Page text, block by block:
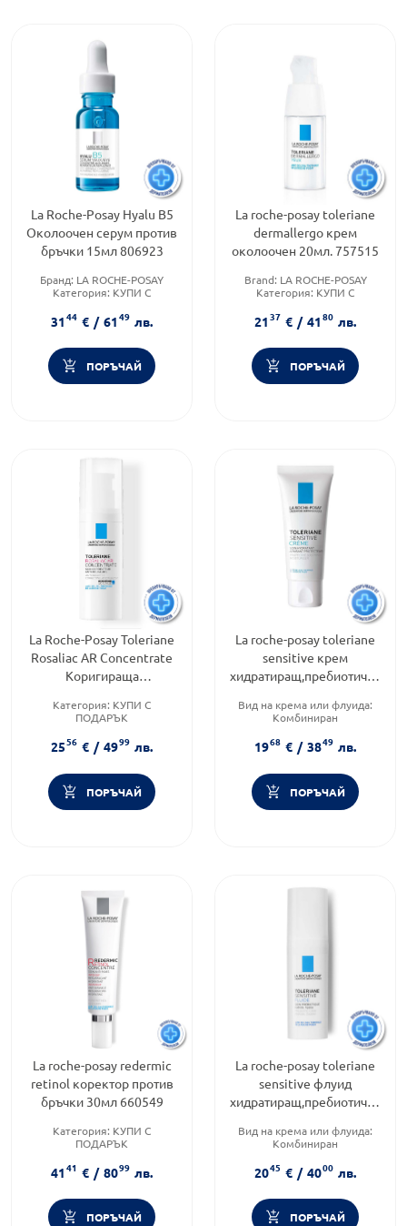
La Roche-Posay Hyalu B5
Околоочен серум против
бръчки 15мл 806923
Бранд: LA ROCHE-POSAY
Категория: КУПИ С
Форма на продукта:серум
3144 € / 6149 лв.
ПОРЪЧАЙ
La roche-posay toleriane
dermallergo крем
околоочен 20мл. 757515
Brand: LA ROCHE-POSAY
Категория: КУПИ С
Продуктова линия:
TOLERIANE
2137 € / 4180 лв.
ПОРЪЧАЙ
La Roche-Posay Toleriane
Rosaliac AR Concentrate
Коригираща
807043
Категория: КУПИ С
ПОДАРЪК
Тип козметика:
Дермокозметика
2556 € / 4999 лв.
ПОРЪЧАЙ
La roche-posay toleriane
sensitive крем
хидратиращ,пребиотичен
Вид на крема или флуида:
Комбиниран
TOLERIANE
Функционалност:
1968 € / 3849 лв.
ПОРЪЧАЙ
La roche-posay redermic
retinol коректор против
бръчки 30мл 660549
Категория: КУПИ С
ПОДАРЪК
Тип козметика:
Дермокозметика
4141 € / 8099 лв.
ПОРЪЧАЙ
La roche-posay toleriane
sensitive флуид
хидратиращ,пребиотичен
Вид на крема или флуида:
Комбиниран
TOLERIANE
Функционалност:
2045 € / 4000 лв.
ПОРЪЧАЙ